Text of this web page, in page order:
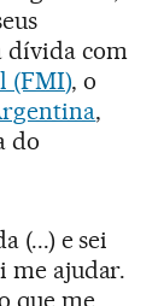
dívida com
(FMI), o
,
do
(...) e sei
me ajudar.